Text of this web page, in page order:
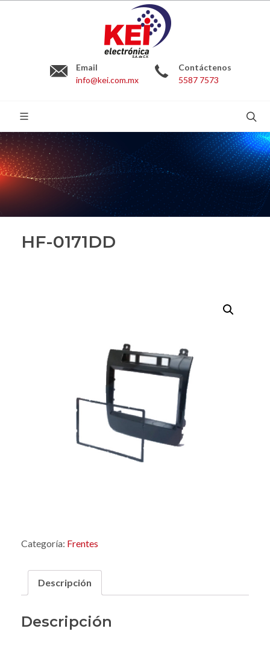
Email
info@kei.com.mx
Contáctenos
5587 7573
HF-0171DD
Categoría: Frentes
Descripción
Descripción